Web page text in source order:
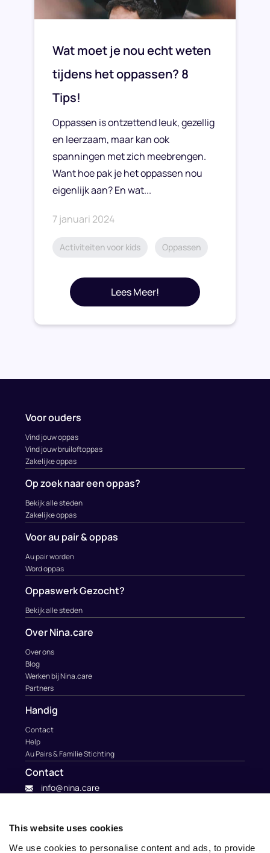
This website uses cookies
We use cookies to personalise content and ads, to provide
Wat moet je nou echt weten
tijdens het oppassen? 8
Tips!
Oppassen is ontzettend leuk, gezellig
en leerzaam, maar kan ook
spanningen met zich meebrengen.
Want hoe pak je het oppassen nou
eigenlijk aan? En wat...
7 januari 2024
Activiteiten voor kids Oppassen
Lees Meer!
Voor ouders
Vind jouw oppas
Vind jouw bruiloftoppas
Zakelijke oppas
Op zoek naar een oppas?
Bekijk alle steden
Zakelijke oppas
Voor au pair & oppas
Au pair worden
Word oppas
Oppaswerk Gezocht?
Bekijk alle steden
Over Nina.care
Over ons
Blog
Werken bij Nina.care
Partners
Handig
Contact
Help
Au Pairs & Familie Stichting
Contact
info@nina.care